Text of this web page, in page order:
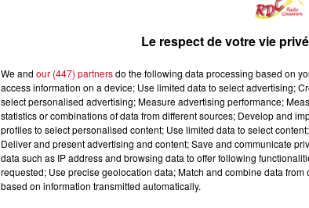
Le respect de votre vie
We and our (447) partnersdo the following data processing based on
access information on a device; Use limited data to select advertising;
select personalised advertising; Measure advertising performance;
statistics or combinations of data from different sources; Develop and
profiles to select personalised content; Use limited data to select
Deliver and present advertising and content; Save and communicate
data such as IP address and browsing data to offer following
requested; Use precise geolocation data; Match and combine data
based on information transmitted automatically.